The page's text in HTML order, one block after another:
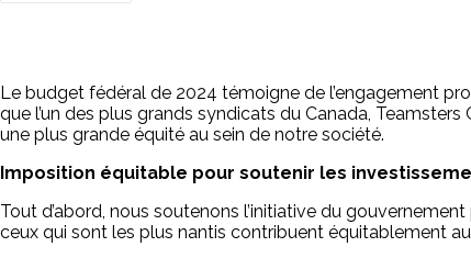
Le budget fédéral de 2024 témoigne de l’engagement
que l’un des plus grands syndicats du Canada,
une plus grande équité au sein de notre société.
Imposition équitable pour soutenir les
Tout d’abord, nous soutenons l’initiative du
ceux qui sont les plus nantis contribuent équitablement